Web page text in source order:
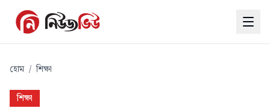
হোম / শিক্ষা
শিক্ষা